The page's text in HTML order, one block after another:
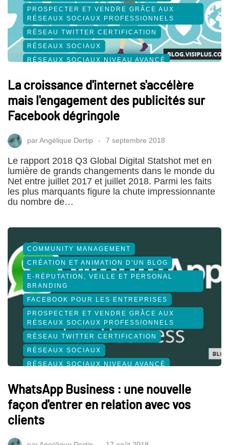
PROSPECTER ET VENDRE GRÂCE AUX
RÉSEAUX SOCIAUX PROFESSIONNELS
RÉSEAU TWITTER CERTIFICATION
RÉSEAUX SOCIAUX
RÉSEAUX SOCIAUX NIVEAU AVANCÉ
La croissance d'internet s'accélère
mais l'engagement des publicités sur
Facebook dégringole
parAngélique Dertip 7 septembre 2018
Le rapport 2018 Q3 Global Digital Statshot met en
lumière de grands changements dans le monde du
Net entre juillet 2017 et juillet 2018. Parmi les faits
les plus marquants figure la chute impressionnante
du nombre de…
COMMUNITY MANAGEMENT
CRÉATION ET ANIMATION D'UN BLOG
E-RÉPUTATION, VEILLE ET PERSONAL
BRANDING
FACEBOOK POUR LES ENTREPRISES
PROSPECTER ET VENDRE GRÂCE AUX
RÉSEAUX SOCIAUX PROFESSIONNELS
RÉSEAU TWITTER CERTIFICATION
RÉSEAUX SOCIAUX
RÉSEAUX SOCIAUX NIVEAU AVANCÉ
WhatsApp Business : une nouvelle
façon d'entrer en relation avec vos
clients